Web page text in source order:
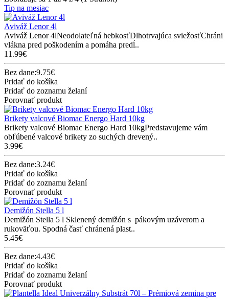
Tip na mesiac
Aviváž Lenor 4l
Aviváž Lenor 4lNeodolateľná hebkosťDlhotrvajúca sviežosťChráni
vlákna pred poškodením a pomáha predĺ..
11.99€
Bez dane:9.75€
Pridať do košíka
Pridať do zoznamu želaní
Porovnať produkt
Brikety valcové Biomac Energo Hard 10kg
Brikety valcové Biomac Energo Hard 10kgPredstavujeme vám
obľúbené valcové brikety zo suchých drevený..
3.99€
Bez dane:3.24€
Pridať do košíka
Pridať do zoznamu želaní
Porovnať produkt
Demižón Stella 5 l
Demižón Stella 5 l Sklenený demižón s pákovým uzáverom a
rukoväťou. Spodná časť chránená plast..
5.45€
Bez dane:4.43€
Pridať do košíka
Pridať do zoznamu želaní
Porovnať produkt